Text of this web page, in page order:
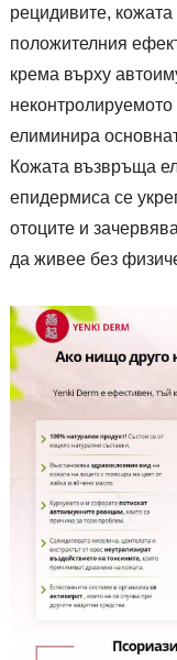
рецидивите,
положителния
крема върху
неконтролируемото
елиминира
Кожата възвръща
епидермиса се
отоците и
да живее без